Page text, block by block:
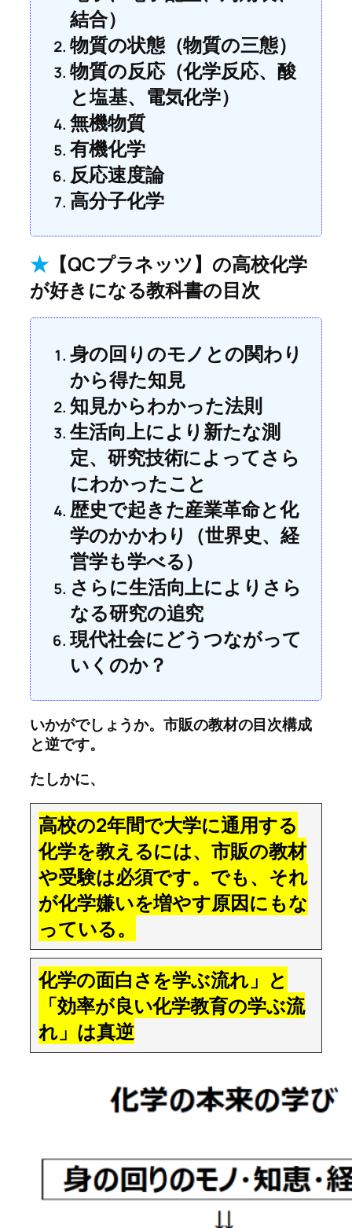
結合）
物質の状態（物質の三態）
物質の反応（化学反応、酸
と塩基、電気化学）
無機物質
有機化学
反応速度論
高分子化学
★【QCプラネッツ】の高校化学
が好きになる教科書の目次
身の回りのモノとの関わり
から得た知見
知見からわかった法則
生活向上により新たな測
定、研究技術によってさら
にわかったこと
歴史で起きた産業革命と化
学のかかわり（世界史、経
営学も学べる）
さらに生活向上によりさら
なる研究の追究
現代社会にどうつながって
いくのか？
いかがでしょうか。市販の教材の目次構成
と逆です。
たしかに、
高校の2年間で大学に通用する
化学を教えるには、市販の教材
や受験は必須です。でも、それ
が化学嫌いを増やす原因にもな
っている。
化学の面白さを学ぶ流れ」と
「効率が良い化学教育の学ぶ流
れ」は真逆